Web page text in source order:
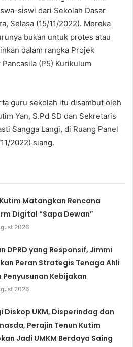
siswi dari Sekolah Dasar
Selasa (15/11/2022). Mereka
bukan untuk protes atau
dalam rangka Projek
(P5) Kurikulum
guru sekolah itu disambut oleh
Yan, S.Pd SD dan Sekretaris
Sangga Langi, di Ruang Panel
2022) siang.
Kutim Matangkan Rencana
Digital “Sapa Dewan”
2026
DPRD yang Responsif, Jimmi
Peran Strategis Tenaga Ahli
Penyusunan Kebijakan
2026
Diskop UKM, Disperindag dan
Perajin Tenun Kutim
Jadi UMKM Berdaya Saing